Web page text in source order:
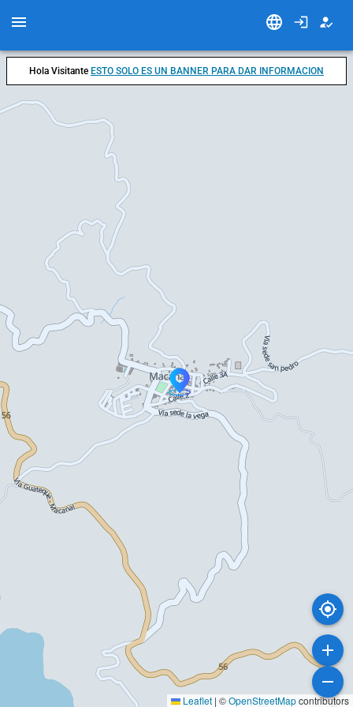
Leaflet | ©OpenStreetMapcontributors
Hola Visitante ESTO SOLO ES UN BANNER PARA DAR INFORMACION